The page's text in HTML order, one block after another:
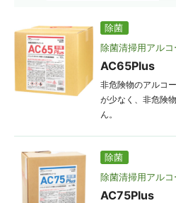
除菌
除菌清掃用アルコ
AC65Plus
非危険物のアルコ
が少なく、非危険
ん。
除菌
除菌清掃用アルコ
AC75Plus